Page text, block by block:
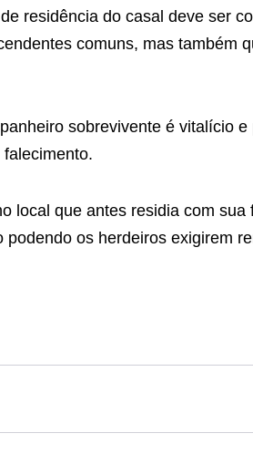
residência do casal deve ser
comuns, mas também
sobrevivente é vitalício
local que antes residia com
os herdeiros exigirem